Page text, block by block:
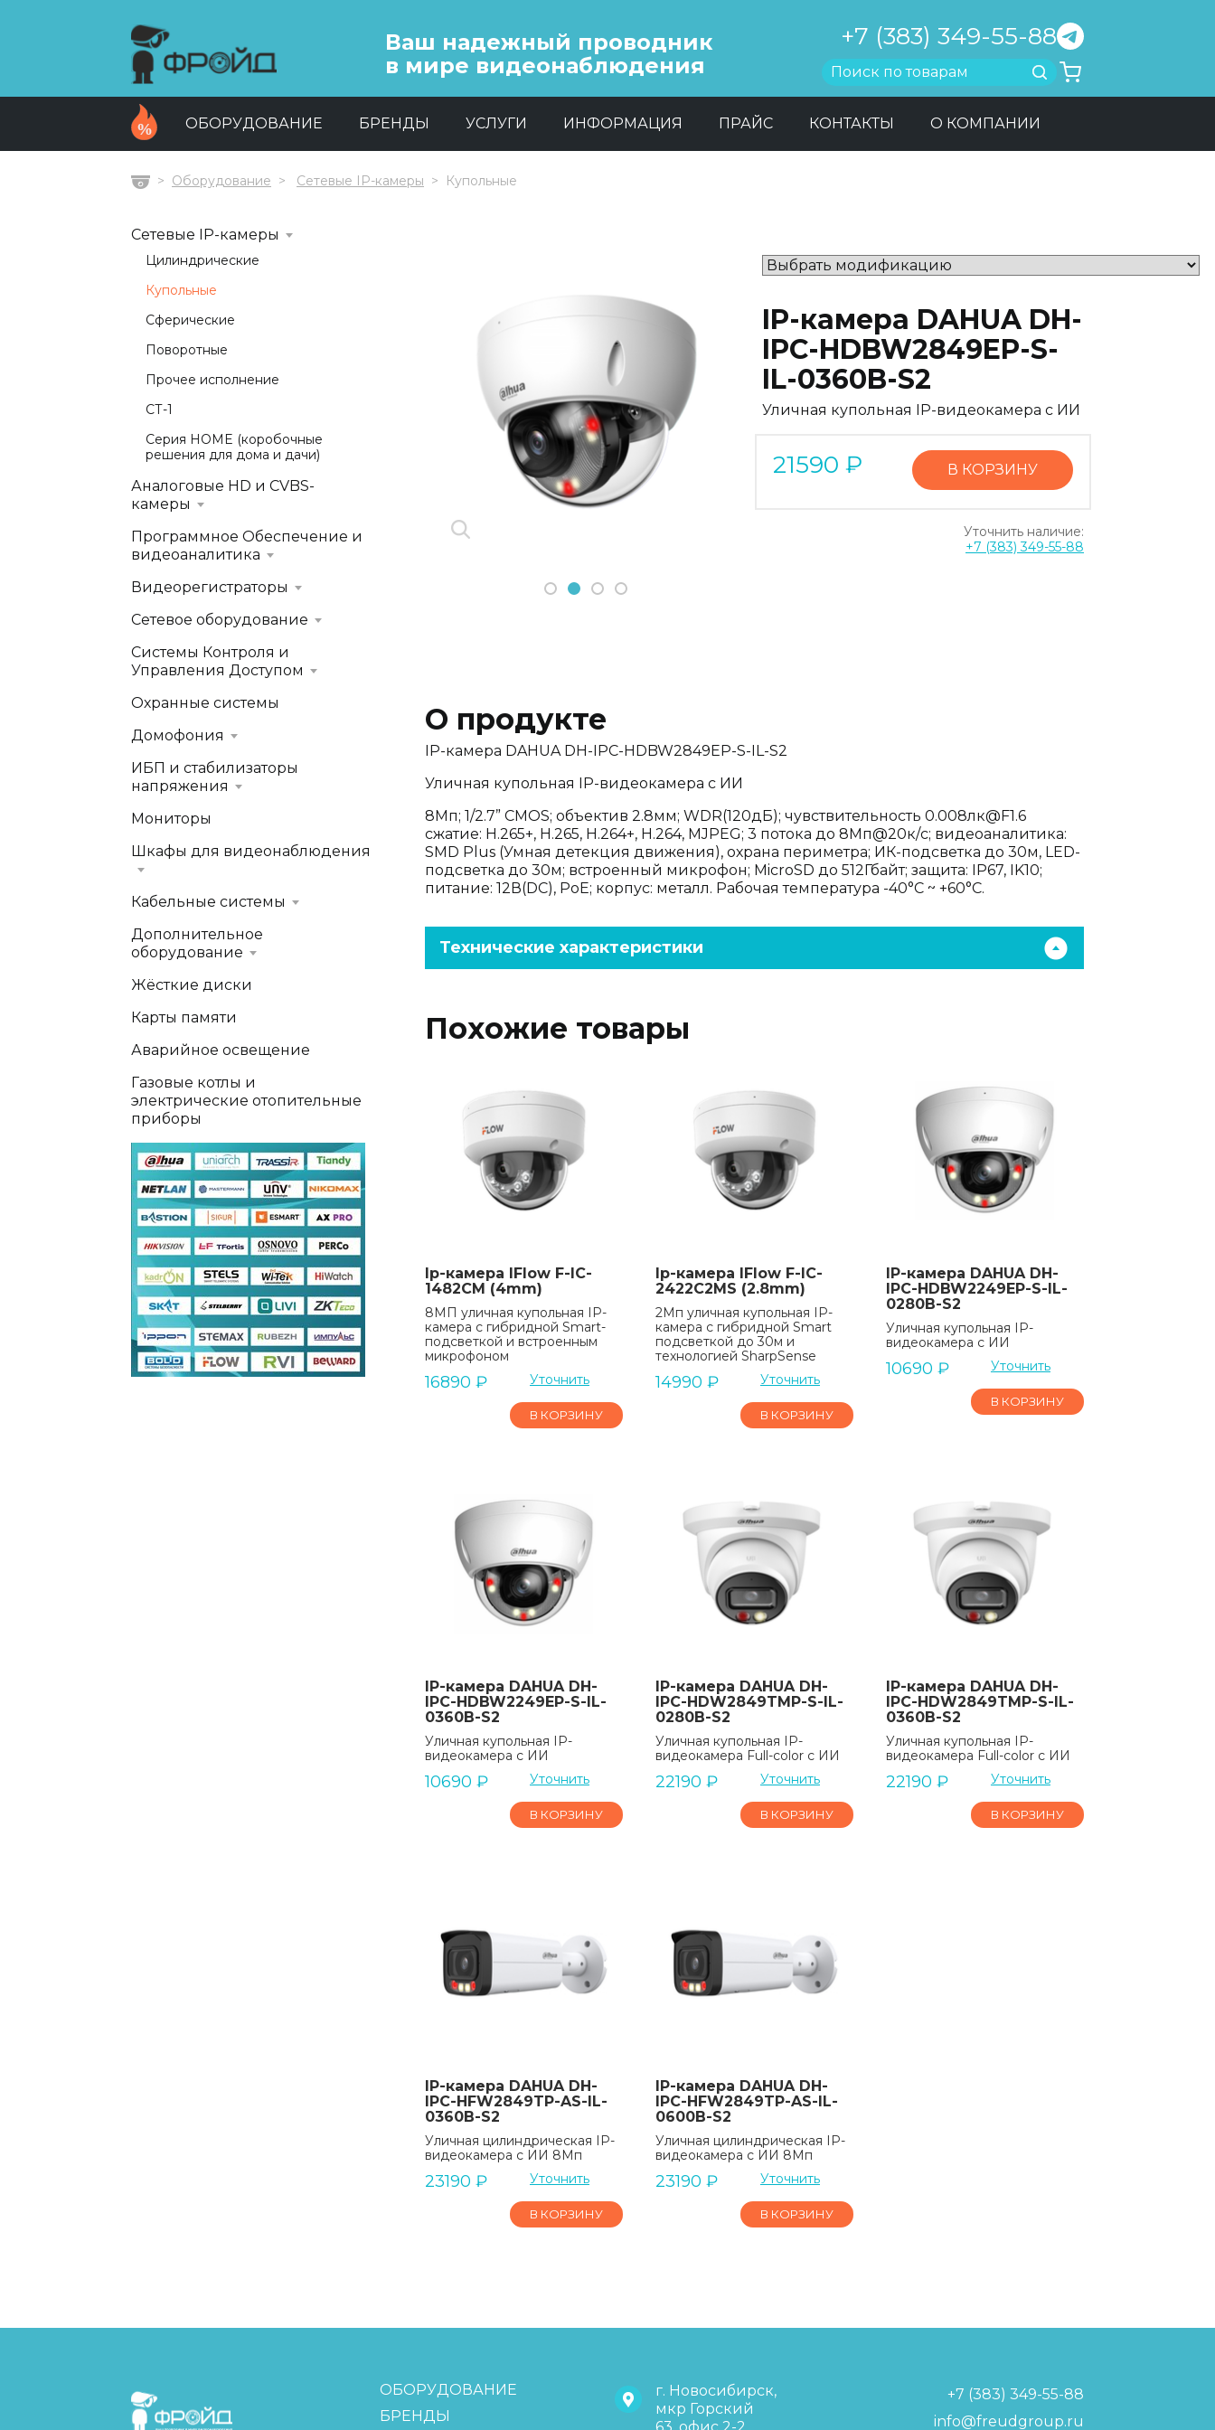
Ваш надежный проводник
в мире видеонаблюдения
+7 (383) 349-55-88
Найти
ОБОРУДОВАНИЕ БРЕНДЫ УСЛУГИ ИНФОРМАЦИЯ ПРАЙС КОНТАКТЫ О КОМПАНИИ
ГлавнаяОборудование Сетевые IP-камеры Купольные
Previous
1 2 3 4
IP-камера DAHUA DH-
IPC-HDBW2849EP-S-
IL-0360B-S2
Уличная купольная IP-видеокамера с ИИ
21590 ₽ В КОРЗИНУ
Уточнить наличие:
+7 (383) 349-55-88
О продукте
IP-камера DAHUA DH-IPC-HDBW2849EP-S-IL-S2
Уличная купольная IP-видеокамера с ИИ
8Мп; 1/2.7” CMOS; объектив 2.8мм; WDR(120дБ); чувствительность 0.008лк@F1.6
сжатие: H.265+, H.265, H.264+, H.264, MJPEG; 3 потока до 8Мп@20к/с; видеоаналитика:
SMD Plus (Умная детекция движения), охрана периметра; ИК-подсветка до 30м, LED-
подсветка до 30м; встроенный микрофон; MicroSD до 512Гбайт; защита: IP67, IK10;
питание: 12В(DC), PoE; корпус: металл. Рабочая температура -40°C ~ +60°C.
Технические характеристики
Похожие товары
Ip-камера IFlow F-IC-
1482CM (4mm)
8МП уличная купольная IP-
камера с гибридной Smart-
подсветкой и встроенным
микрофоном
16890 ₽ Уточнить
В КОРЗИНУ
Ip-камера IFlow F-IC-
2422C2MS (2.8mm)
2Мп уличная купольная IP-
камера с гибридной Smart
подсветкой до 30м и
технологией SharpSense
14990 ₽ Уточнить
В КОРЗИНУ
IP-камера DAHUA DH-
IPC-HDBW2249EP-S-IL-
0280B-S2
Уличная купольная IP-
видеокамера с ИИ
10690 ₽ Уточнить
В КОРЗИНУ
IP-камера DAHUA DH-
IPC-HDBW2249EP-S-IL-
0360B-S2
Уличная купольная IP-
видеокамера с ИИ
10690 ₽ Уточнить
В КОРЗИНУ
IP-камера DAHUA DH-
IPC-HDW2849TMP-S-IL-
0280B-S2
Уличная купольная IP-
видеокамера Full-color с ИИ
22190 ₽ Уточнить
В КОРЗИНУ
IP-камера DAHUA DH-
IPC-HDW2849TMP-S-IL-
0360B-S2
Уличная купольная IP-
видеокамера Full-color с ИИ
22190 ₽ Уточнить
В КОРЗИНУ
IP-камера DAHUA DH-
IPC-HFW2849TP-AS-IL-
0360B-S2
Уличная цилиндрическая IP-
видеокамера с ИИ 8Мп
23190 ₽ Уточнить
В КОРЗИНУ
IP-камера DAHUA DH-
IPC-HFW2849TP-AS-IL-
0600B-S2
Уличная цилиндрическая IP-
видеокамера с ИИ 8Мп
23190 ₽ Уточнить
В КОРЗИНУ
Сетевые IP-камеры
Цилиндрические
Купольные
Сферические
Поворотные
Прочее исполнение
СТ-1
Серия HOME (коробочные
решения для дома и дачи)
Аналоговые HD и CVBS-
камеры
Программное Обеспечение и
видеоаналитика
Видеорегистраторы
Сетевое оборудование
Системы Контроля и
Управления Доступом
Охранные системы
Домофония
ИБП и стабилизаторы
напряжения
Мониторы
Шкафы для видеонаблюдения
Кабельные системы
Дополнительное
оборудование
Жёсткие диски
Карты памяти
Аварийное освещение
Газовые котлы и
электрические отопительные
приборы
FreudGroup
ОБОРУДОВАНИЕ
БРЕНДЫ
г. Новосибирск,
мкр Горский
+7 (383) 349-55-88
info@freudgroup.ru